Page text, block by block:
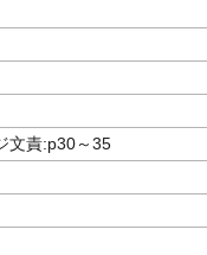
文責:p30～35